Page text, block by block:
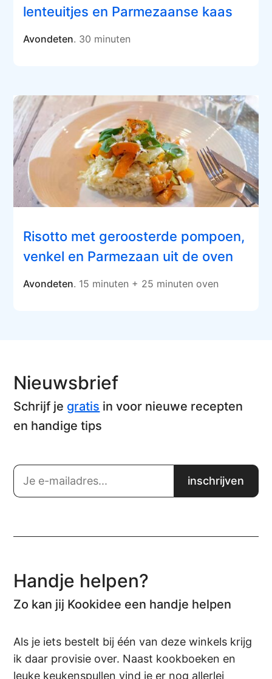
lenteuitjes en Parmezaanse kaas
Avondeten. 30 minuten
Risotto met geroosterde pompoen,
venkel en Parmezaan uit de oven
Avondeten. 15 minuten + 25 minuten oven
Nieuwsbrief
Schrijf je gratis in voor nieuwe recepten
en handige tips
Handje helpen?
Zo kan jij Kookidee een handje helpen
Als je iets bestelt bij één van deze winkels krijg
ik daar provisie over. Naast kookboeken en
leuke keukenspullen vind je er nog allerlei